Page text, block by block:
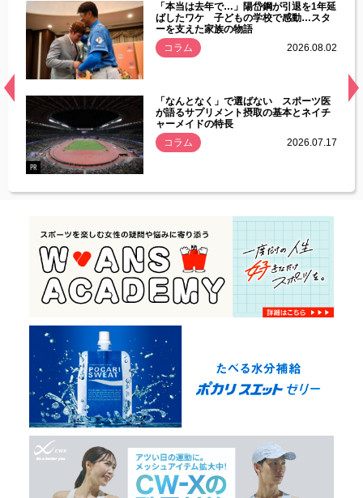
常
「本当は去年で…」陽岱鋼が引退を1年延
ばしたワケ 子どもの学校で感動…スタ
ーを支えた家族の物語
コラム
2026.08.02
PR
「なんとなく」で選ばない スポーツ医
が語るサプリメント摂取の基本とネイチ
ャーメイドの特長
コラム
2026.07.17